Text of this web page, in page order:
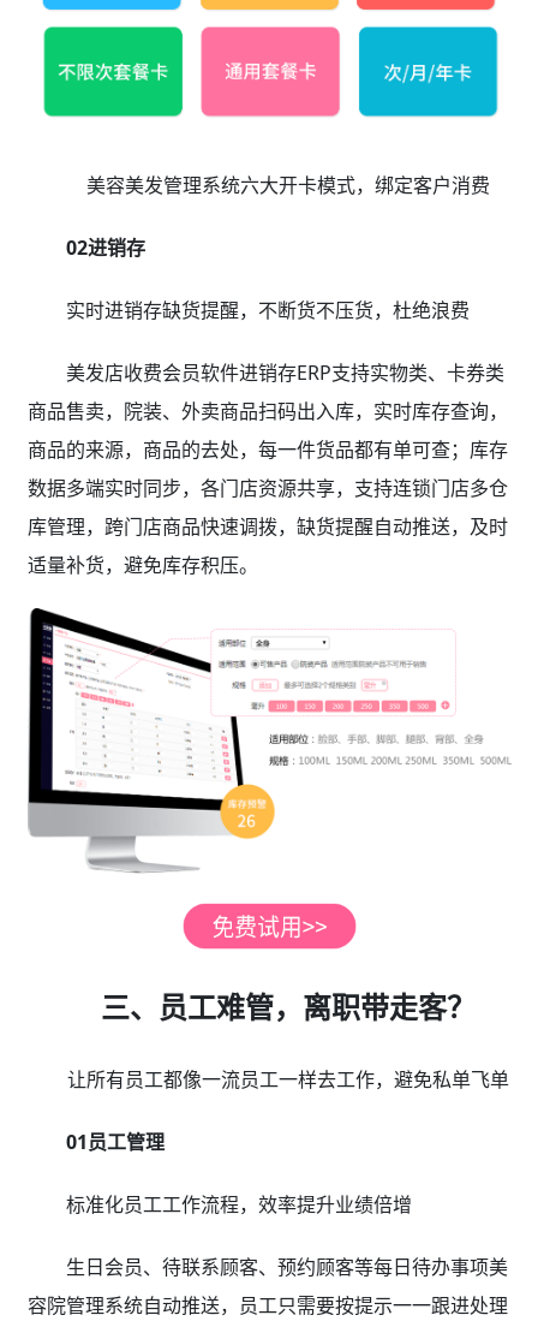
美容美发管理系统六大开卡模式，绑定客户消费
02进销存
实时进销存缺货提醒，不断货不压货，杜绝浪费
美发店收费会员软件进销存ERP支持实物类、卡券类
商品售卖，院装、外卖商品扫码出入库，实时库存查询，
商品的来源，商品的去处，每一件货品都有单可查；库存
数据多端实时同步，各门店资源共享，支持连锁门店多仓
库管理，跨门店商品快速调拨，缺货提醒自动推送，及时
适量补货，避免库存积压。
三、员工难管，离职带走客？
让所有员工都像一流员工一样去工作，避免私单飞单
01员工管理
标准化员工工作流程，效率提升业绩倍增
生日会员、待联系顾客、预约顾客等每日待办事项美
容院管理系统自动推送，员工只需要按提示一一跟进处理